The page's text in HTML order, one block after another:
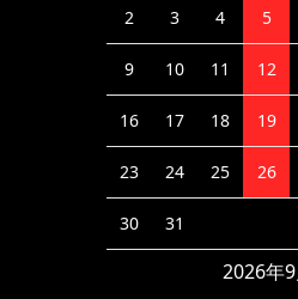
2 3 4 5
9 10 11 12
16 17 18 19
23 24 25 26
30 31
2026年9